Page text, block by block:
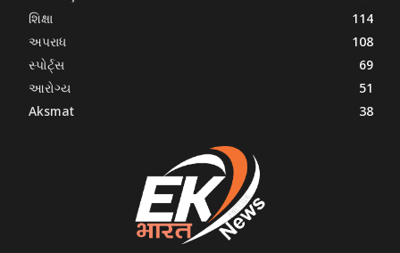
શિક્ષા
114
અપરાધ
108
સ્પોર્ટ્સ
69
આરોગ્ય
51
Aksmat
38